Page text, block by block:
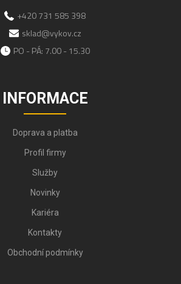
+420 731 585 398
sklad@vykov.cz
PO - PÁ: 7.00 - 15.30
INFORMACE
Doprava a platba
Profil firmy
Služby
Novinky
Kariéra
Kontakty
Obchodní podmínky